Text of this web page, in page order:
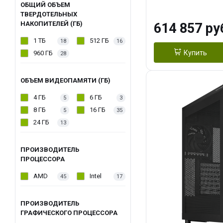
ОБЩИЙ ОБЪЕМ
ТВЕРДОТЕЛЬНЫХ
НАКОПИТЕЛЕЙ (ГБ)
1 ТБ 18 512 ГБ 16
960 ГБ 28
ОБЪЕМ ВИДЕОПАМЯТИ (ГБ)
4 ГБ 5 6 ГБ 3
8 ГБ 5 16 ГБ 35
24 ГБ 13
ПРОИЗВОДИТЕЛЬ
ПРОЦЕССОРА
AMD 45 Intel 17
ПРОИЗВОДИТЕЛЬ
ГРАФИЧЕСКОГО ПРОЦЕССОРА
Turbo/ 1 ТБ
614 857
Купить